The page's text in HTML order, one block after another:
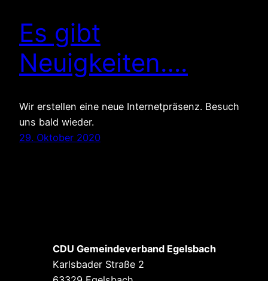
Es gibt
Neuigkeiten….
Wir erstellen eine neue Internetpräsenz. Besuch
uns bald wieder.
29. Oktober 2020
CDU Gemeindeverband Egelsbach
Karlsbader Straße 2